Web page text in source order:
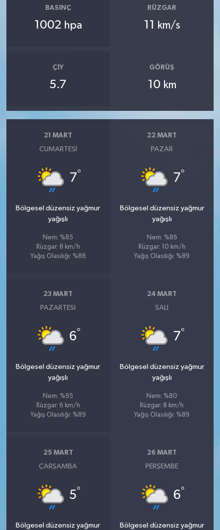
BASINÇ
1002 hpa
RÜZGAR
11 km/s
ÇIY
5.7
GÖRÜŞ
10 km
21 MART
CUMARTESI
7°
Bölgesel düzensiz yağmur
yağışlı
Nem: %85
Rüzgar: 8 km/h
Yağış Olasılığı: %88
22 MART
PAZAR
7°
Bölgesel düzensiz yağmur
yağışlı
Nem: %86
Rüzgar: 10 km/h
Yağış Olasılığı: %89
23 MART
PAZARTESI
6°
Bölgesel düzensiz yağmur
yağışlı
Nem: %95
Rüzgar: 6 km/h
Yağış Olasılığı: %89
24 MART
SALI
7°
Bölgesel düzensiz yağmur
yağışlı
Nem: %80
Rüzgar: 8 km/h
Yağış Olasılığı: %89
25 MART
ÇARŞAMBA
5°
Bölgesel düzensiz yağmur
26 MART
PERŞEMBE
6°
Bölgesel düzensiz yağmur